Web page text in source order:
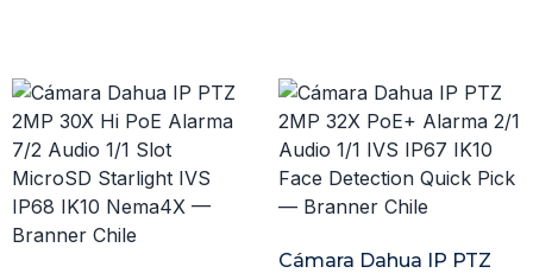
Cámara Dahua IP PTZ